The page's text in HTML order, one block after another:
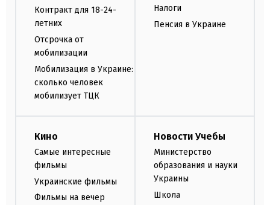
Контракт для 18-24-
летних
Отсрочка от
мобилизации
Мобилизация в Украине:
сколько человек
мобилизует ТЦК
Налоги
Пенсия в Украине
Кино
Самые интересные
фильмы
Украинские фильмы
Фильмы на вечер
Новости Учебы
Министерство
образования и науки
Украины
Школа